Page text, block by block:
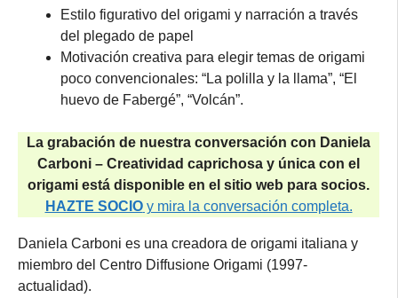
Estilo figurativo del origami y narración a través
del plegado de papel
Motivación creativa para elegir temas de origami
poco convencionales: “La polilla y la llama”, “El
huevo de Fabergé”, “Volcán”.
La grabación de nuestra conversación con Daniela
Carboni – Creatividad caprichosa y única con el
origami está disponible en el sitio web para socios.
HAZTE SOCIOy mira la conversación completa.
Daniela Carboni es una creadora de origami italiana y
miembro del Centro Diffusione Origami (1997-
actualidad).